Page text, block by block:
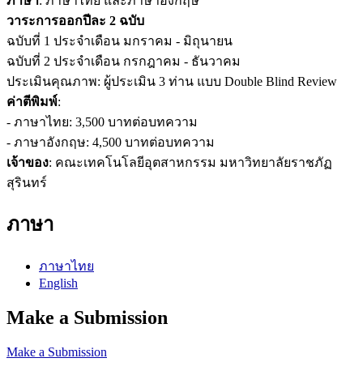
วาระการออกปีละ 2 ฉบับ
ฉบับที่ 1 ประจำเดือน มกราคม - มิถุนายน
ฉบับที่ 2 ประจำเดือน กรกฎาคม - ธันวาคม
ประเมินคุณภาพ: ผู้ประเมิน 3 ท่าน แบบ Double Blind Review
ค่าตีพิมพ์:
- ภาษาไทย: 3,500 บาทต่อบทความ
- ภาษาอังกฤษ: 4,500 บาทต่อบทความ
เจ้าของ: คณะเทคโนโลยีอุตสาหกรรม มหาวิทยาลัยราชภัฏ
สุรินทร์
ภาษา
ภาษาไทย
English
Make a Submission
Make a Submission